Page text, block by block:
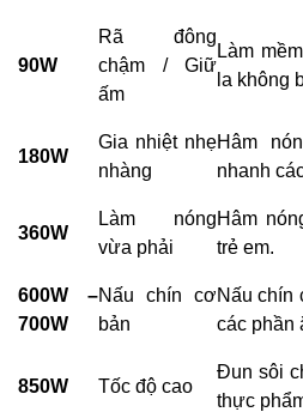
90W
Rã đông
chậm / Giữ
ấm
Làm
la không
180W
Gia nhiệt nhẹ
nhàng
Hâm
nhanh
360W
Làm nóng
vừa phải
Hâm
trẻ em.
600W –
700W
Nấu chín cơ
bản
Nấu chín
các phần
850W Tốc độ cao
Đun sôi
thực